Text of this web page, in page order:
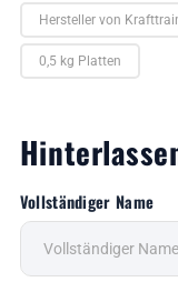
Hersteller von
0,5 kg Platten
Vollständiger Name